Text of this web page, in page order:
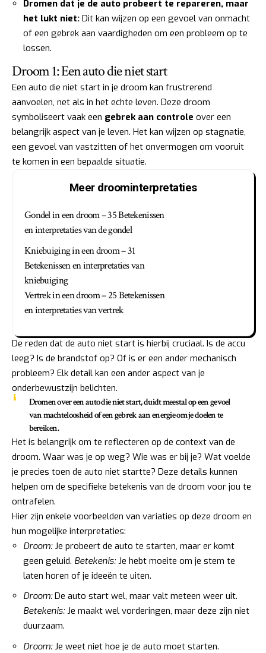
Dromen dat je de auto probeert te repareren, maar
het lukt niet: Dit kan wijzen op een gevoel van onmacht
of een gebrek aan vaardigheden om een probleem op te
lossen.
Droom 1: Een auto die niet start
Een auto die niet start in je droom kan frustrerend
aanvoelen, net als in het echte leven. Deze droom
symboliseert vaak een gebrek aan controle over een
belangrijk aspect van je leven. Het kan wijzen op stagnatie,
een gevoel van vastzitten of het onvermogen om vooruit
te komen in een bepaalde situatie.
Meer droominterpretaties
Gondel in een droom – 35 Betekenissen
en interpretaties van de gondel
Kniebuiging in een droom – 31
Betekenissen en interpretaties van
kniebuiging
Vertrek in een droom – 25 Betekenissen
en interpretaties van vertrek
De reden dat de auto niet start is hierbij cruciaal. Is de accu
leeg? Is de brandstof op? Of is er een ander mechanisch
probleem? Elk detail kan een ander aspect van je
onderbewustzijn belichten.
Dromen over een auto die niet start, duidt meestal op een gevoel
van machteloosheid of een gebrek aan energie om je doelen te
bereiken.
Het is belangrijk om te reflecteren op de context van de
droom. Waar was je op weg? Wie was er bij je? Wat voelde
je precies toen de auto niet startte? Deze details kunnen
helpen om de specifieke betekenis van de droom voor jou te
ontrafelen.
Hier zijn enkele voorbeelden van variaties op deze droom en
hun mogelijke interpretaties:
Droom:Je probeert de auto te starten, maar er komt
geen geluid. Betekenis:Je hebt moeite om je stem te
laten horen of je ideeën te uiten.
Droom:De auto start wel, maar valt meteen weer uit.
Betekenis:Je maakt wel vorderingen, maar deze zijn niet
duurzaam.
Droom:Je weet niet hoe je de auto moet starten.